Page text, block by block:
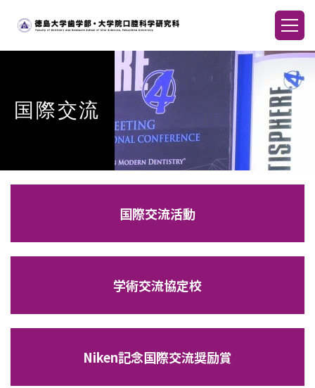
国際交流
国際交流活動
学術交流協定校
Niken記念国際交流奨励賞